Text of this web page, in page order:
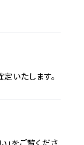
いたします。